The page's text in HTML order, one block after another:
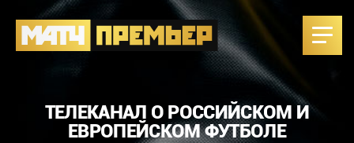
ТЕЛЕКАНАЛ О РОССИЙСКОМ И
ЕВРОПЕЙСКОМ ФУТБОЛЕ